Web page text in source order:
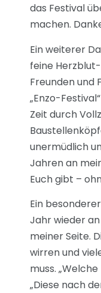
das Festival
machen.
Ein weiterer
feine
Freunden und
„Enzo-
Zeit durch
unermüdlich
Jahren an
Euch gibt –
Ein
Jahr wieder
meiner Seite.
wirren und
muss.
„Diese nach